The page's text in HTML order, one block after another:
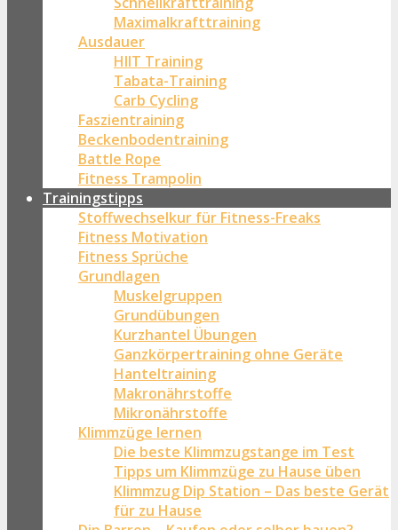
Maximalkrafttraining
Ausdauer
HIIT Training
Tabata-Training
Carb Cycling
Faszientraining
Beckenbodentraining
Battle Rope
Fitness Trampolin
Trainingstipps
Stoffwechselkur für Fitness-Freaks
Fitness Motivation
Fitness Sprüche
Grundlagen
Muskelgruppen
Grundübungen
Kurzhantel Übungen
Ganzkörpertraining ohne Geräte
Hanteltraining
Makronährstoffe
Mikronährstoffe
Klimmzüge lernen
Die beste Klimmzugstange im Test
Tipps um Klimmzüge zu Hause üben
Klimmzug Dip Station – Das beste Gerät
für zu Hause